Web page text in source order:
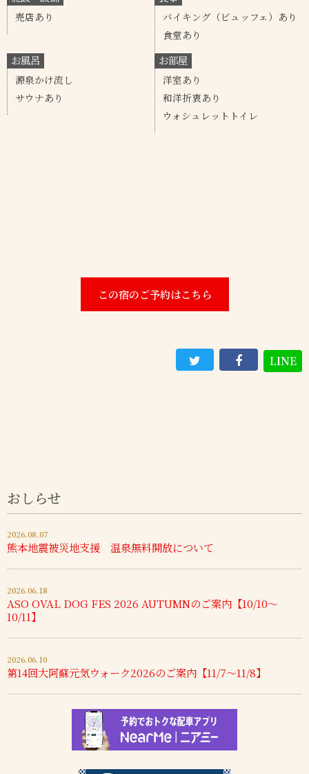
売店あり
バイキング（ビュッフェ）あり
食堂あり
お風呂
源泉かけ流し
サウナあり
お部屋
洋室あり
和洋折衷あり
ウォシュレットトイレ
この宿のご予約はこちら
LINE
おしらせ
2026.08.07
熊本地震被災地支援 温泉無料開放について
2026.06.18
ASO OVAL DOG FES 2026 AUTUMNのご案内【10/10～
10/11】
2026.06.10
第14回大阿蘇元気ウォーク2026のご案内【11/7～11/8】